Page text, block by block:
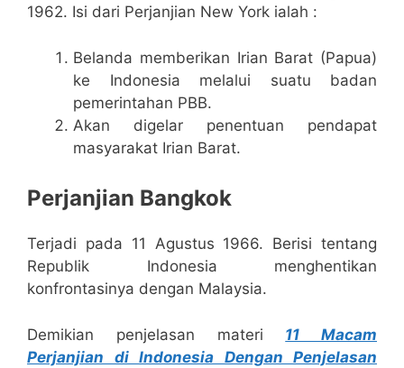
1962. Isi dari Perjanjian New York ialah :
Belanda memberikan Irian Barat (Papua)
ke Indonesia melalui suatu badan
pemerintahan PBB.
Akan digelar penentuan pendapat
masyarakat Irian Barat.
Perjanjian Bangkok
Terjadi pada 11 Agustus 1966. Berisi tentang
Republik Indonesia menghentikan
konfrontasinya dengan Malaysia.
Demikian penjelasan materi 11 Macam
Perjanjian di Indonesia Dengan Penjelasan